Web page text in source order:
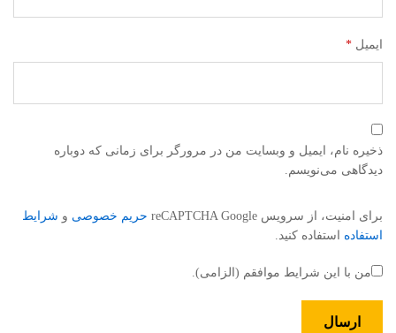
ایمیل *
ذخیره نام، ایمیل و وبسایت من در مرورگر برای زمانی که دوباره
دیدگاهی می‌نویسم.
برای امنیت، از سرویس reCAPTCHA Google حریم خصوصی و شرایط
استفاده استفاده کنید.
من با این شرایط موافقم (الزامی).